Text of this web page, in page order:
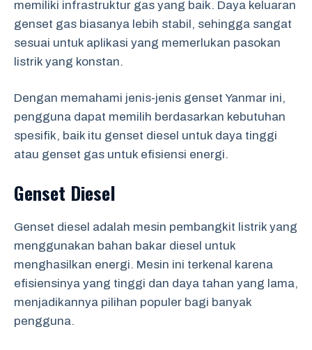
memiliki infrastruktur gas yang baik. Daya keluaran
genset gas biasanya lebih stabil, sehingga sangat
sesuai untuk aplikasi yang memerlukan pasokan
listrik yang konstan.
Dengan memahami jenis-jenis genset Yanmar ini,
pengguna dapat memilih berdasarkan kebutuhan
spesifik, baik itu genset diesel untuk daya tinggi
atau genset gas untuk efisiensi energi.
Genset Diesel
Genset diesel adalah mesin pembangkit listrik yang
menggunakan bahan bakar diesel untuk
menghasilkan energi. Mesin ini terkenal karena
efisiensinya yang tinggi dan daya tahan yang lama,
menjadikannya pilihan populer bagi banyak
pengguna.